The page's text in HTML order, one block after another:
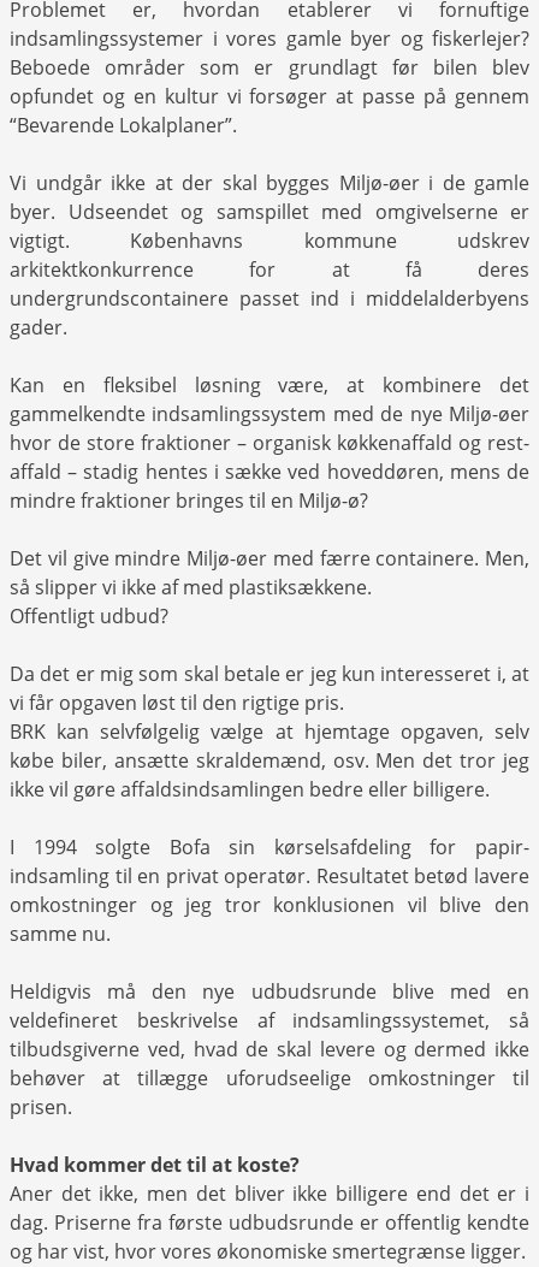
Problemet er, hvordan etablerer vi fornuftige
indsamlingssystemer i vores gamle byer og fiskerlejer?
Beboede områder som er grundlagt før bilen blev
opfundet og en kultur vi forsøger at passe på gennem
“Bevarende Lokalplaner”.
Vi undgår ikke at der skal bygges Miljø-øer i de gamle
byer. Udseendet og samspillet med omgivelserne er
vigtigt. Københavns kommune udskrev
arkitektkonkurrence for at få deres
undergrundscontainere passet ind i middelalderbyens
gader.
Kan en fleksibel løsning være, at kombinere det
gammelkendte indsamlingssystem med de nye Miljø-øer
hvor de store fraktioner – organisk køkkenaffald og rest-
affald – stadig hentes i sække ved hoveddøren, mens de
mindre fraktioner bringes til en Miljø-ø?
Det vil give mindre Miljø-øer med færre containere. Men,
så slipper vi ikke af med plastiksækkene.
Offentligt udbud?
Da det er mig som skal betale er jeg kun interesseret i, at
vi får opgaven løst til den rigtige pris.
BRK kan selvfølgelig vælge at hjemtage opgaven, selv
købe biler, ansætte skraldemænd, osv. Men det tror jeg
ikke vil gøre affaldsindsamlingen bedre eller billigere.
I 1994 solgte Bofa sin kørselsafdeling for papir-
indsamling til en privat operatør. Resultatet betød lavere
omkostninger og jeg tror konklusionen vil blive den
samme nu.
Heldigvis må den nye udbudsrunde blive med en
veldefineret beskrivelse af indsamlingssystemet, så
tilbudsgiverne ved, hvad de skal levere og dermed ikke
behøver at tillægge uforudseelige omkostninger til
prisen.
Hvad kommer det til at koste?
Aner det ikke, men det bliver ikke billigere end det er i
dag. Priserne fra første udbudsrunde er offentlig kendte
og har vist, hvor vores økonomiske smertegrænse ligger.